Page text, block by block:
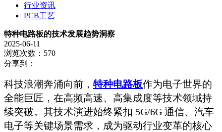
行业资讯
PCB工艺
特种电路板的技术发展趋势洞察
2025-06-11
浏览次数：570
分享到：
科技浪潮奔涌向前， 特种电路板作为电子世界的
全能巨匠，在高频高速、高集成度等技术领域持
续突破。其技术演进始终紧扣 5G/6G 通信、汽车
电子等关键场景需求，成为驱动行业变革的核心